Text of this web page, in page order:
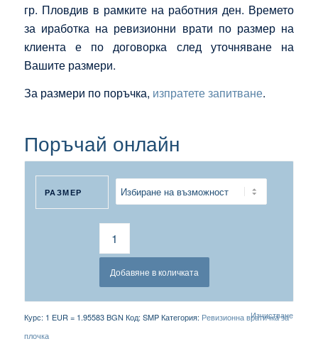
гр. Пловдив в рамките на работния ден. Времето
за иработка на ревизионни врати по размер на
клиента е по договорка след уточняване на
Вашите размери.
За размери по поръчка, изпратете запитване.
Поръчай онлайн
РАЗМЕР
Изчистване
Добавяне в количката
Курс: 1 EUR = 1.95583 BGN Код: SMP Категория: Ревизионна вратичка за
плочка